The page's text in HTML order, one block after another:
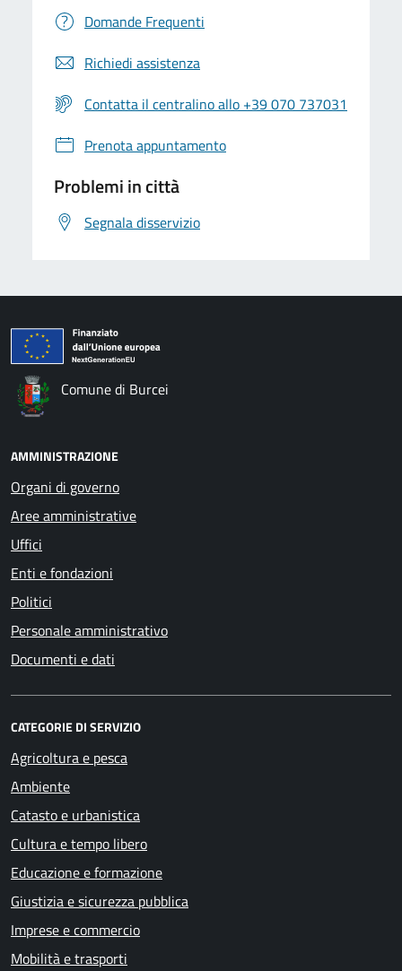
Domande Frequenti
Richiedi assistenza
Contatta il centralino allo +39 070 737031
Prenota appuntamento
Problemi in città
Segnala disservizio
Comune di Burcei
AMMINISTRAZIONE
Organi di governo
Aree amministrative
Uffici
Enti e fondazioni
Politici
Personale amministrativo
Documenti e dati
CATEGORIE DI SERVIZIO
Agricoltura e pesca
Ambiente
Catasto e urbanistica
Cultura e tempo libero
Educazione e formazione
Giustizia e sicurezza pubblica
Imprese e commercio
Mobilità e trasporti